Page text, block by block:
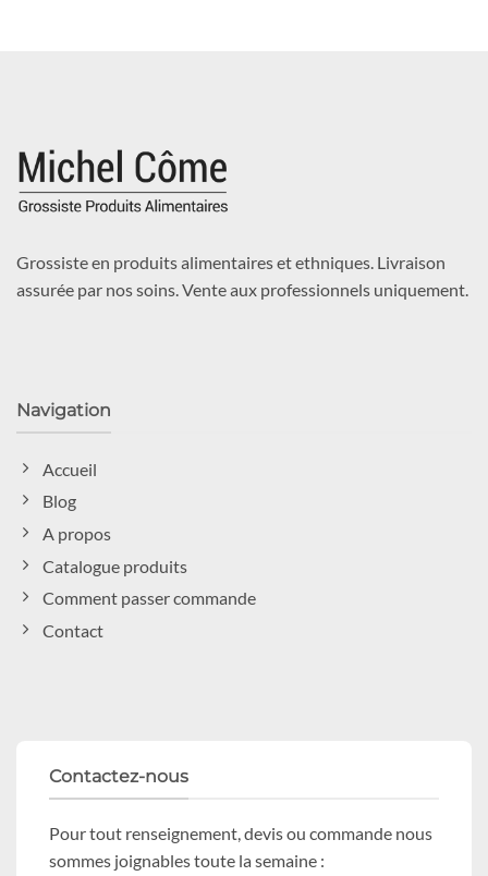
Grossiste en produits alimentaires et ethniques. Livraison
assurée par nos soins. Vente aux professionnels uniquement.
Navigation
Accueil
Blog
A propos
Catalogue produits
Comment passer commande
Contact
Contactez-nous
Pour tout renseignement, devis ou commande nous
sommes joignables toute la semaine :